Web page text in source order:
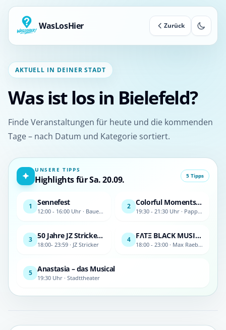
WasLosHier Zurück
AKTUELL IN DEINER STADT
Was ist los in Bielefeld?
Finde Veranstaltungen für heute und die kommenden
Tage – nach Datum und Kategorie sortiert.
UNSERE TIPPS
Highlights für Sa. 20.09. 5 Tipps
1 Sennefest
12:00 - 16:00 Uhr · BauernhausMuseum Bielefeld
2 Colorful Moments. Pop-Chor VocoMotion.
19:30 - 21:30 Uhr · Pappelkrug, Bielefeld
3 50 Jahre JZ Stricker – 50 Years Anniversary Show
18:00- 23:59 · JZ Stricker
4 FΛTΞ BLACK MUSIC OPEN AIR
18:00 - 23:00 · Max Raebel Boulevard 1, 33613 Bielefeld
5 Anastasia – das Musical
19:30 Uhr · Stadttheater